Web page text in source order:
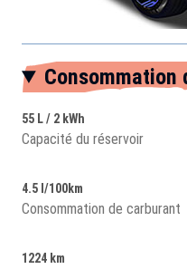
Consommation
55 L / 2 kWh
Capacité du réservoir
4.5 l/100km
Consommation de carburant
1224 km